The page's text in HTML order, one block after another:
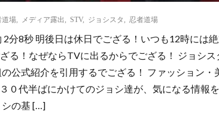
道場 メディア露出 STV, ジョシスタ 忍者道場
2分8秒 明後日は休日でござる！いつも12時には
る！なぜならTVに出るからでござる！ ジョシ
公式紹介を引用するでござる！ ファッション・
０代半ばにかけてのジョシ達が、気になる情報
シの基 […]